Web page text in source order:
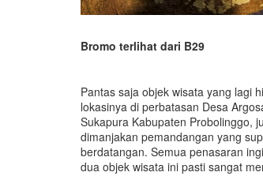
Bromo terlihat dari B29
Pantas saja objek wisata yang lagi
lokasinya di perbatasan Desa
Sukapura Kabupaten Probolinggo,
dimanjakan pemandangan yang
berdatangan. Semua penasaran
dua objek wisata ini pasti sangat